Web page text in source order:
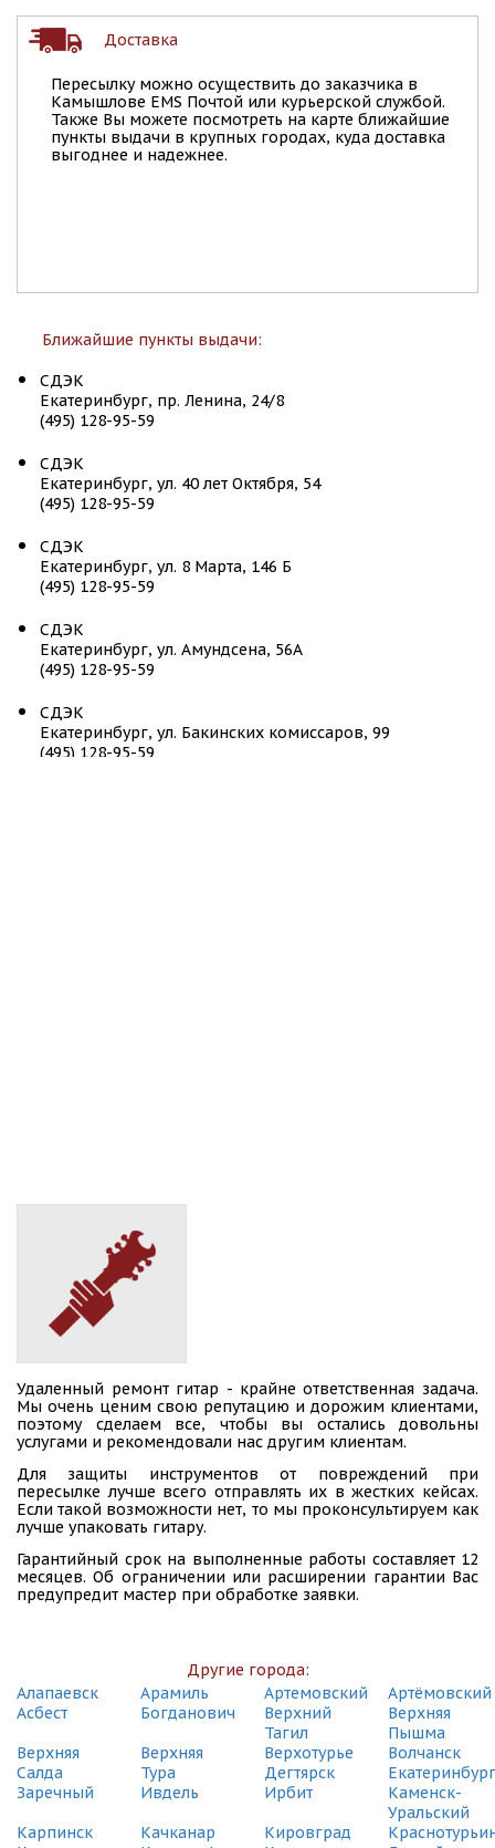
Доставка
Пересылку можно осуществить до заказчика в
Камышлове EMS Почтой или курьерской службой.
Также Вы можете посмотреть на карте ближайшие
пункты выдачи в крупных городах, куда доставка
выгоднее и надежнее.
Ближайшие пункты выдачи:
СДЭК
Екатеринбург, пр. Ленина, 24/8
(495) 128-95-59
СДЭК
Екатеринбург, ул. 40 лет Октября, 54
(495) 128-95-59
СДЭК
Екатеринбург, ул. 8 Марта, 146 Б
(495) 128-95-59
СДЭК
Екатеринбург, ул. Амундсена, 56А
(495) 128-95-59
СДЭК
Екатеринбург, ул. Бакинских комиссаров, 99
(495) 128-95-59
СДЭК
Екатеринбург, ул. Викулова, 39
(495) 128-95-59
СДЭК
Екатеринбург, ул. Восстания, 15
(495) 128-95-59
Екатеринбург, ул. Восточная, 19А
(495) 128-95-59
Екатеринбург, ул. Грибоедова, 9
(495) 128-95-59
СДЭК
Екатеринбург, ул. Гурзуфская, 15
(495) 128-95-59
СДЭК
Екатеринбург, ул. Донбасская, 20
(495) 128-95-59
СДЭК
(495) 128-95-59
Удаленный ремонт гитар - крайне ответственная задача.
Мы очень ценим свою репутацию и дорожим клиентами,
поэтому сделаем все, чтобы вы остались довольны
услугами и рекомендовали нас другим клиентам.
Для защиты инструментов от повреждений при
пересылке лучше всего отправлять их в жестких кейсах.
Если такой возможности нет, то мы проконсультируем как
лучше упаковать гитару.
Гарантийный срок на выполненные работы составляет 12
месяцев. Об ограничении или расширении гарантии Вас
предупредит мастер при обработке заявки.
Другие города:
Алапаевск
Арамиль Артемовский
Артёмовский
Асбест
Богданович
Верхний
Тагил
Верхняя
Пышма
Верхняя
Салда
Верхняя
Тура
Верхотурье
Волчанск
Дегтярск
Екатеринбург
Заречный
Ивдель Ирбит
Каменск-
Уральский
Карпинск
Качканар Кировград